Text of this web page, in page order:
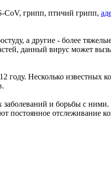
CoV, грипп, птичий грипп,
а другие - более
данный вирус может
году. Несколько известных
и борьбы с
постоянное отслеживание